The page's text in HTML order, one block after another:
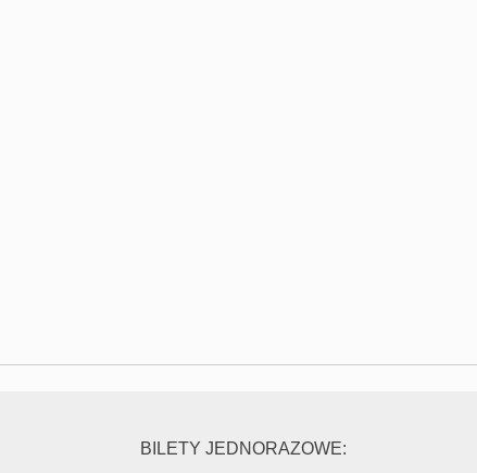
BILETY JEDNORAZOWE: